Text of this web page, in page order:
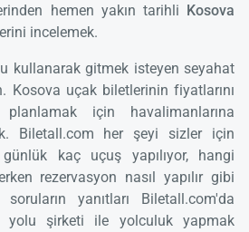
hemen yakın tarihli Kosova
incelemek.
kullanarak gitmek isteyen seyahat
Kosova uçak biletlerinin fiyatlarını
için havalimanlarına
Biletall.com her şeyi sizler için
kaç uçuş yapılıyor, hangi
rezervasyon nasıl yapılır gibi
yanıtları Biletall.com'da
yolu şirketi ile yolculuk yapmak